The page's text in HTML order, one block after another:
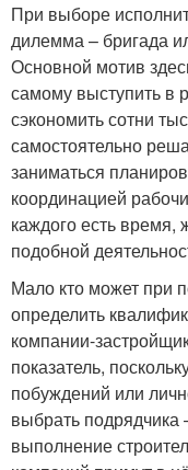
При выборе
дилемма – бригада
Основной мотив
самому выступить в
сэкономить сотни
самостоятельно
заниматься
координацией
каждого есть
подобной
Мало кто может при
определить
компании-
показатель,
побуждений или
выбрать подрядчика
выполнение